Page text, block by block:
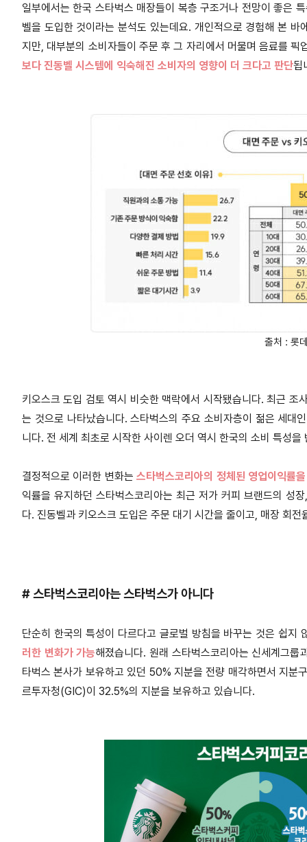
일부에서는 한국 스타벅스 매장들이 복층 구조거나 전망이 좋은
벨을 도입한 것이라는 분석도 있는데요. 개인적으로 경험해 본
지만, 대부분의 소비자들이 주문 후 그 자리에서 머물며 음료를
보다 진동벨 시스템에 익숙해진 소비자의 영향이 더 크다고 판단됩
출처 : 롯
키오스크 도입 검토 역시 비슷한 맥락에서 시작됐습니다. 최근
는 것으로 나타났습니다. 스타벅스의 주요 소비자층이 젊은 세대
니다. 전 세계 최초로 시작한 사이렌 오더 역시 한국의 소비 특성
결정적으로 이러한 변화는스타벅스코리아의 정체된 영업이익률
익률을 유지하던 스타벅스코리아는 최근 저가 커피 브랜드의
다. 진동벨과 키오스크 도입은 주문 대기 시간을 줄이고, 매장 회
# 스타벅스코리아는 스타벅스가 아니다
단순히 한국의 특성이 다르다고 글로벌 방침을 바꾸는 것은 쉽지
러한 변화가 가능해졌습니다. 원래 스타벅스코리아는 신세계그
타벅스 본사가 보유하고 있던 50% 지분을 전량 매각하면서 지
르투자청(GIC)이 32.5%의 지분을 보유하고 있습니다.